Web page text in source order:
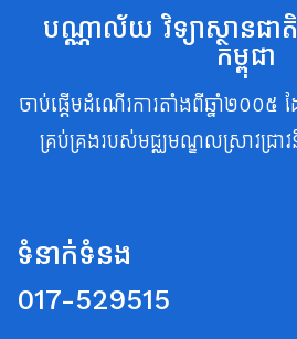
បណ្ណាល័យ វិទ្យាស្ថានជា
កម្ពុជា
ចាប់ផ្តើមដំណើរការតាំងពីឆ្នាំ២០០៥ ដ
គ្រប់គ្រងរបស់មជ្ឈមណ្ឌលស្រាវជ្រាវ
ទំនាក់ទំនង
017-529515